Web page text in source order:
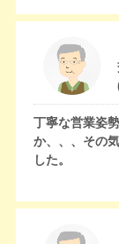
丁寧な営業姿
か、、、その
した。